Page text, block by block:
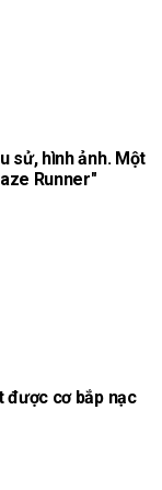
sử, hình ảnh. Một
Runner"
được cơ bắp nạc